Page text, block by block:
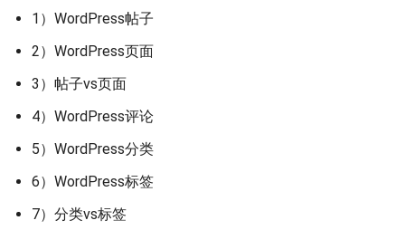
1）WordPress帖子
2）WordPress页面
3）帖子vs页面
4）WordPress评论
5）WordPress分类
6）WordPress标签
7）分类vs标签